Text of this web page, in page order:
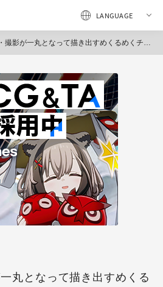
となって描き出すめくるめくチョコレートの世界〜Ado『ショコラカタブラ』MV
丸となって描き出すめくる